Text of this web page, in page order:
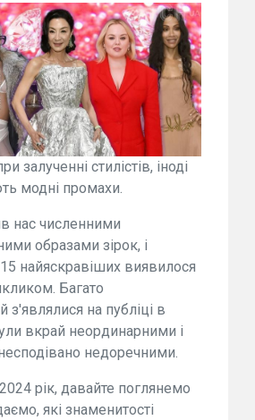
залученні стилістів, іноді
модні промахи.
нас численними
образами зірок, і
найяскравіших виявилося
Багато
з'являлися на публіці в
вкрай неординарними і
недоречними.
рік, давайте поглянемо
які знаменитості